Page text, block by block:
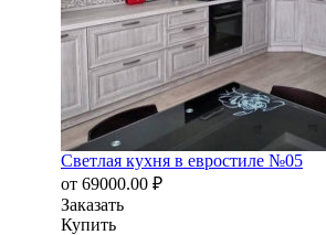
Светлая кухня в евростиле №05
от 69000.00 ₽
Заказать
Купить